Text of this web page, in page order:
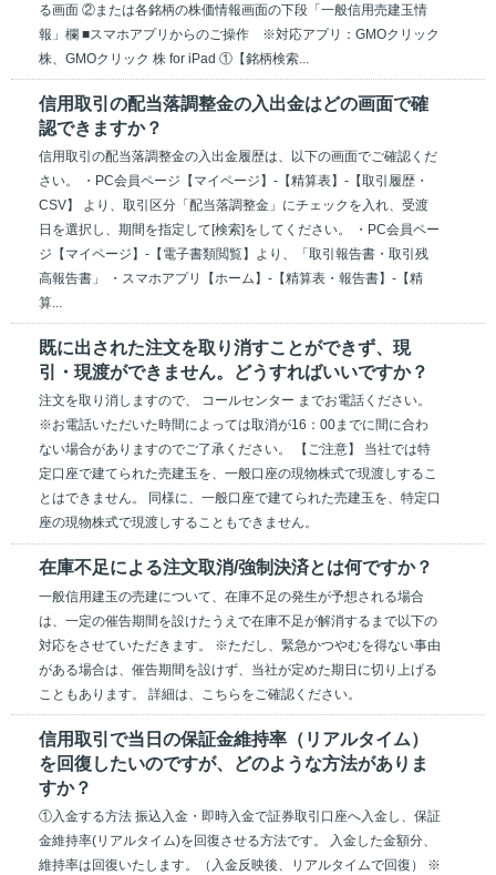
る画面 ②または各銘柄の株価情報画面の下段「一般信用売建玉情
報」欄 ■スマホアプリからのご操作 ※対応アプリ：GMOクリック
株、GMOクリック 株 for iPad ①【銘柄検索...
信用取引の配当落調整金の入出金はどの画面で確
認できますか？
信用取引の配当落調整金の入出金履歴は、以下の画面でご確認くだ
さい。 ・PC会員ページ【マイページ】-【精算表】-【取引履歴・
CSV】 より、取引区分「配当落調整金」にチェックを入れ、受渡
日を選択し、期間を指定して[検索]をしてください。 ・PC会員ペー
ジ【マイページ】-【電子書類閲覧】より、「取引報告書・取引残
高報告書」 ・スマホアプリ【ホーム】-【精算表・報告書】-【精
算...
既に出された注文を取り消すことができず、現
引・現渡ができません。どうすればいいですか？
注文を取り消しますので、 コールセンター までお電話ください。
※お電話いただいた時間によっては取消が16：00までに間に合わ
ない場合がありますのでご了承ください。 【ご注意】 当社では特
定口座で建てられた売建玉を、一般口座の現物株式で現渡しするこ
とはできません。 同様に、一般口座で建てられた売建玉を、特定口
座の現物株式で現渡しすることもできません。
在庫不足による注文取消/強制決済とは何ですか？
一般信用建玉の売建について、在庫不足の発生が予想される場合
は、一定の催告期間を設けたうえで在庫不足が解消するまで以下の
対応をさせていただきます。 ※ただし、緊急かつやむを得ない事由
がある場合は、催告期間を設けず、当社が定めた期日に切り上げる
こともあります。 詳細は、こちらをご確認ください。
信用取引で当日の保証金維持率（リアルタイム）
を回復したいのですが、どのような方法がありま
すか？
①入金する方法 振込入金・即時入金で証券取引口座へ入金し、保証
金維持率(リアルタイム)を回復させる方法です。 入金した金額分、
維持率は回復いたします。（入金反映後、リアルタイムで回復） ※